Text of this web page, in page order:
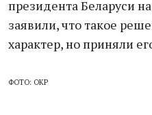
президента Беларуси
заявили, что такое
характер, но приняли
ФОТО: ОКР